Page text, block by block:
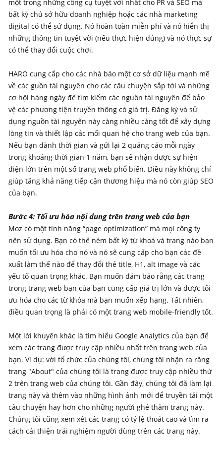
một trong những công cụ tuyệt vời nhất cho PR và SEO mà
bất kỳ chủ sở hữu doanh nghiệp hoặc các nhà marketing
digital có thể sử dụng. Nó hoàn toàn miễn phí và nó hiển thị
những thông tin tuyệt vời (nếu thực hiện đúng) và nó thực sự
có thể thay đổi cuộc chơi.
HARO cung cấp cho các nhà báo một cơ sở dữ liệu mạnh mẽ
về các guồn tài nguyên cho các câu chuyện sắp tới và những
cơ hội hàng ngày để tìm kiếm các nguồn tài nguyên để bảo
vệ các phương tiện truyền thông có giá trị. Đăng ký và sử
dụng nguồn tài nguyên này càng nhiều càng tốt để xây dựng
lòng tin và thiết lập các mối quan hệ cho trang web của bạn.
Nếu bạn dành thời gian và gửi lại 2 quảng cáo mỗi ngày
trong khoảng thời gian 1 năm, bạn sẽ nhận được sự hiện
diện lớn trên một số trang web phổ biến. Điều này không chỉ
giúp tăng khả năng tiếp cận thương hiệu mà nó còn giúp SEO
của bạn.
Bước 4: Tối ưu hóa nội dung trên trang web của bạn
Moz có một tính năng “page optimization” mà mọi công ty
nên sử dụng. Bạn có thể ném bất kỳ từ khoá và trang nào bạn
muốn tối ưu hóa cho nó và nó sẽ cung cấp cho bạn các đề
xuất làm thế nào để thay đổi thẻ title, H1, alt image và các
yếu tố quan trọng khác. Bạn muốn đảm bảo rằng các trang
trong trang web bạn của bạn cung cấp giá trị lớn và được tối
ưu hóa cho các từ khóa mà bạn muốn xếp hạng. Tất nhiên,
điều quan trọng là phải có một trang web mobile-friendly tốt.
Một lời khuyên khác là tìm hiểu Google Analytics của bạn để
xem các trang được truy cập nhiều nhất trên trang web của
bạn. Ví dụ: với tổ chức của chúng tôi, chúng tôi nhận ra rằng
trang "About" của chúng tôi là trang được truy cập nhiều thứ
2 trên trang web của chúng tôi. Gần đây, chúng tôi đã làm lại
trang này và thêm vào những hình ảnh mới để truyền tải một
câu chuyện hay hơn cho những người ghé thăm trang này.
Chúng tôi cũng xem xét các trang có tỷ lệ thoát cao và tìm ra
cách cải thiện trải nghiệm người dùng trên các trang này.